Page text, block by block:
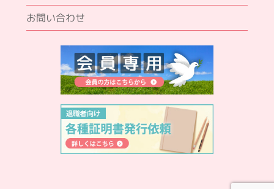
お問い合わせ